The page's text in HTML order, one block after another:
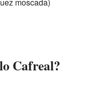
Cafreal?